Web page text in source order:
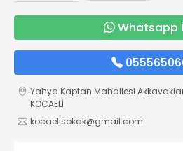
Whatsapp
Yahya Kaptan Mahallesi
KOCAELİ
kocaelisokak@gmail.com